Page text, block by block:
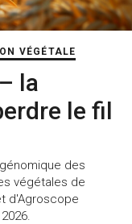
VÉGÉTALE
la
le fil
des
végétales de
d'Agroscope